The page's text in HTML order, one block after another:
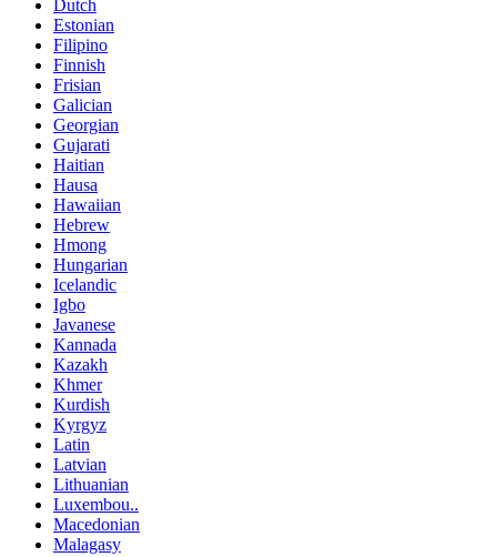
Dutch
Estonian
Filipino
Finnish
Frisian
Galician
Georgian
Gujarati
Haitian
Hausa
Hawaiian
Hebrew
Hmong
Hungarian
Icelandic
Igbo
Javanese
Kannada
Kazakh
Khmer
Kurdish
Kyrgyz
Latin
Latvian
Lithuanian
Luxembou..
Macedonian
Malagasy